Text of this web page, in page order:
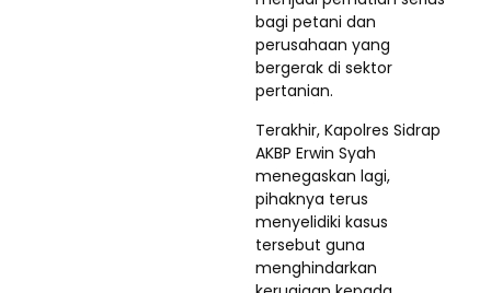
bagi petani dan
perusahaan yang
bergerak di sektor
pertanian.
Terakhir, Kapolres Sidrap
AKBP Erwin Syah
menegaskan lagi,
pihaknya terus
menyelidiki kasus
tersebut guna
menghindarkan